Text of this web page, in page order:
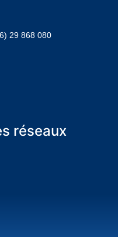
29 868 080
réseaux